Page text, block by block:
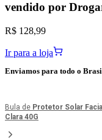
vendido por
R$ 128,99
Ir para a loja
Enviamos para todo o
Bula de Protetor Solar
Clara 40G